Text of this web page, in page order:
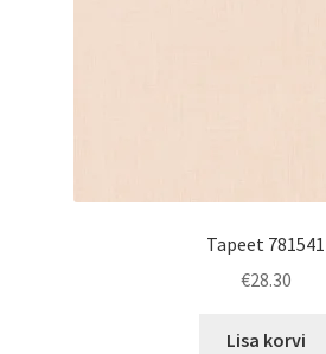
Tapeet 781541
€28.30
Lisa korvi